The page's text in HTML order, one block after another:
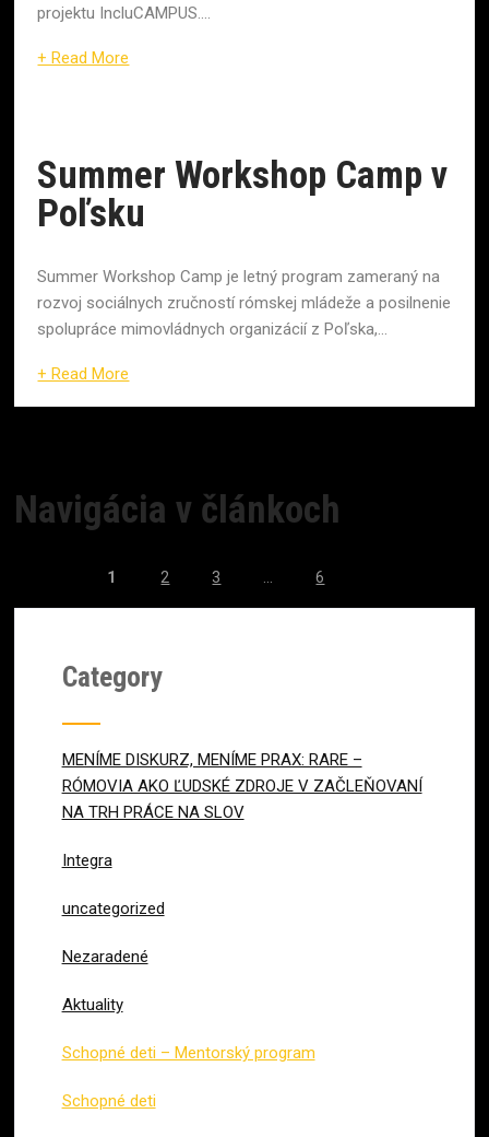
projektu IncluCAMPUS....
+ Read More
Summer Workshop Camp v
Poľsku
Summer Workshop Camp je letný program zameraný na
rozvoj sociálnych zručností rómskej mládeže a posilnenie
spolupráce mimovládnych organizácií z Poľska,...
+ Read More
Navigácia v článkoch
1 2 3 6
Category
MENÍME DISKURZ, MENÍME PRAX: RARE –
RÓMOVIA AKO ĽUDSKÉ ZDROJE V ZAČLEŇOVANÍ
NA TRH PRÁCE NA SLOV
Integra
uncategorized
Nezaradené
Aktuality
Schopné deti – Mentorský program
Schopné deti